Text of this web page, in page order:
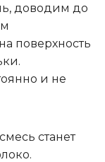
доводим до
поверхность
и не
станет